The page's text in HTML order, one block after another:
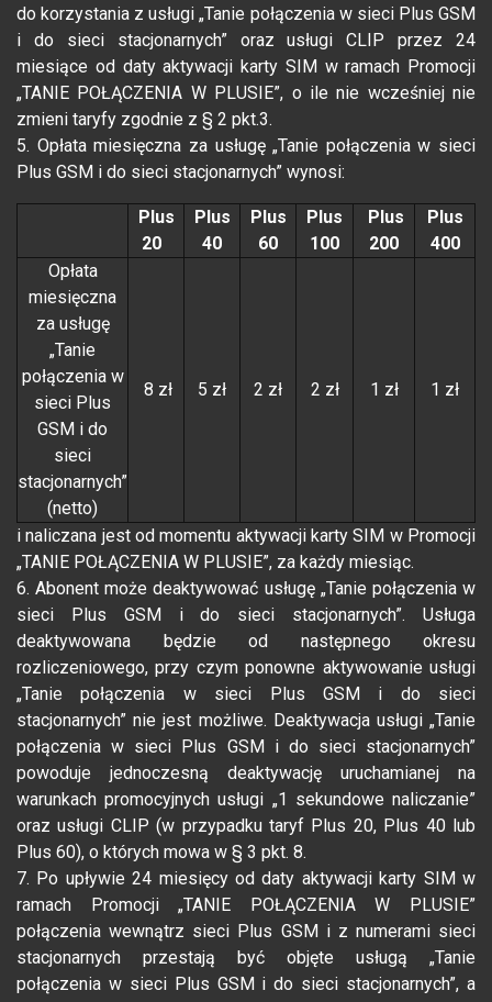
do korzystania z usługi „Tanie połączenia w sieci Plus GSM
i do sieci stacjonarnych” oraz usługi CLIP przez 24
miesiące od daty aktywacji karty SIM w ramach Promocji
„TANIE POŁĄCZENIA W PLUSIE”, o ile nie wcześniej nie
zmieni taryfy zgodnie z § 2 pkt.3.
5. Opłata miesięczna za usługę „Tanie połączenia w sieci
Plus GSM i do sieci stacjonarnych” wynosi:
Plus
20
Plus
40
Plus
60
Plus
100
Plus
200
Plus
400
Opłata
miesięczna
za usługę
„Tanie
połączenia w
sieci Plus
GSM i do
sieci
stacjonarnych”
(netto)
8 zł 5 zł 2 zł 2 zł 1 zł 1 zł
i naliczana jest od momentu aktywacji karty SIM w Promocji
„TANIE POŁĄCZENIA W PLUSIE”, za każdy miesiąc.
6. Abonent może deaktywować usługę „Tanie połączenia w
sieci Plus GSM i do sieci stacjonarnych”. Usługa
deaktywowana będzie od następnego okresu
rozliczeniowego, przy czym ponowne aktywowanie usługi
„Tanie połączenia w sieci Plus GSM i do sieci
stacjonarnych” nie jest możliwe. Deaktywacja usługi „Tanie
połączenia w sieci Plus GSM i do sieci stacjonarnych”
powoduje jednoczesną deaktywację uruchamianej na
warunkach promocyjnych usługi „1 sekundowe naliczanie”
oraz usługi CLIP (w przypadku taryf Plus 20, Plus 40 lub
Plus 60), o których mowa w § 3 pkt. 8.
7. Po upływie 24 miesięcy od daty aktywacji karty SIM w
ramach Promocji „TANIE POŁĄCZENIA W PLUSIE”
połączenia wewnątrz sieci Plus GSM i z numerami sieci
stacjonarnych przestają być objęte usługą „Tanie
połączenia w sieci Plus GSM i do sieci stacjonarnych”, a